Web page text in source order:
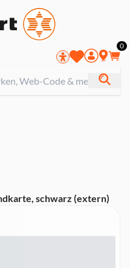
0
schwarz (extern)